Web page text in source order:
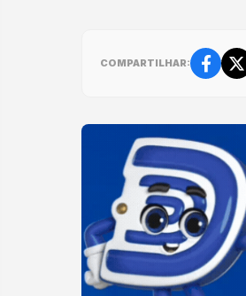
COMPARTILHAR: